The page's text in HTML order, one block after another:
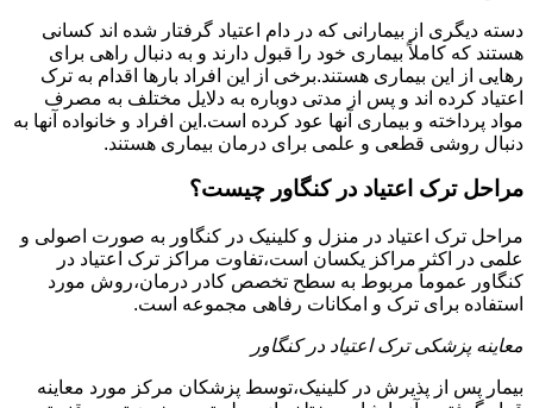
دسته دیگری از بیمارانی که در دام اعتیاد گرفتار شده اند کسانی
هستند که کاملاً بیماری خود را قبول دارند و به دنبال راهی برای
رهایی از این بیماری هستند.برخی از این افراد بارها اقدام به ترک
اعتیاد کرده اند و پس از مدتی دوباره به دلایل مختلف به مصرف
مواد پرداخته و بیماری آنها عود کرده است.این افراد و خانواده آنها به
دنبال روشی قطعی و علمی برای درمان بیماری هستند.
مراحل ترک اعتیاد در کنگاور چیست؟
مراحل ترک اعتیاد در منزل و کلینیک در کنگاور به صورت اصولی و
علمی در اکثر مراکز یکسان است،تفاوت مراکز ترک اعتیاد در
کنگاور عموماً مربوط به سطح تخصص کادر درمان،روش مورد
استفاده برای ترک و امکانات رفاهی مجموعه است.
معاینه پزشکی ترک اعتیاد در کنگاور
بیمار پس از پذیرش در کلینیک،توسط پزشکان مرکز مورد معاینه